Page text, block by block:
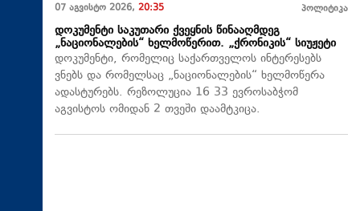
07 აგვისტო 2026, 20:35 პოლიტიკა
დოკუმენტი საკუთარი ქვეყნის წინააღმდეგ
„ნაციონალების“ ხელმოწერით. „ქრონიკის“ სიუჟეტი
დოკუმენტი, რომელიც საქართველოს ინტერესებს
ვნებს და რომელსაც „ნაციონალების“ ხელმოწერა
ადასტურებს. რეზოლუცია 16 33 ევროსაბჭომ
აგვისტოს ომიდან 2 თვეში დაამტკიცა.